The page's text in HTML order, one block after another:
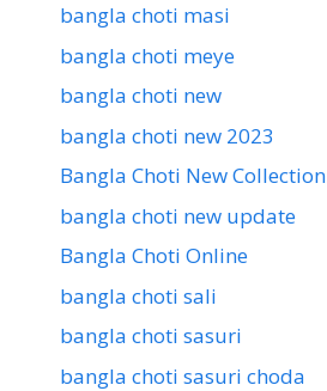
bangla choti masi
bangla choti meye
bangla choti new
bangla choti new 2023
Bangla Choti New Collection
bangla choti new update
Bangla Choti Online
bangla choti sali
bangla choti sasuri
bangla choti sasuri choda